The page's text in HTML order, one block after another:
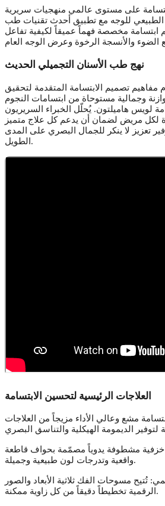
على مستوى عالمي منهجيات سريرية
للوجه مع تطبيق أحدث تقنيات طب
ابتسامة مخصصة فهماً عميقاً لكيفية تفاعل
نهج طب الأسنان التجميلي الحديث
مفاهيم تصميم الابتسامة المتقدمة لتحقيق
وجمالية مستوحاة من ابتسامات النجوم
لويس هاميلتون. يُحلّل الخبراء السريريون
لكل مريض لضمان أن يدعم كل علاج متميز
تعزيز لا ينكر للجمال البصري على المدى
الطويل.
العلاجات الرئيسية لتحسين الابتسامة
مشع وعالي الأداء مزيجاً من العلاجات
خزفية مشطوفة يدوياً مصمّمة بحواف قاطعة
واقعية وتدرجات لون طبيعية وجميلة.
تُتيح مسوحات الفك ثلاثية الأبعاد والصور
الرقمية تخطيطاً دقيقاً من كل زاوية ممكنة.